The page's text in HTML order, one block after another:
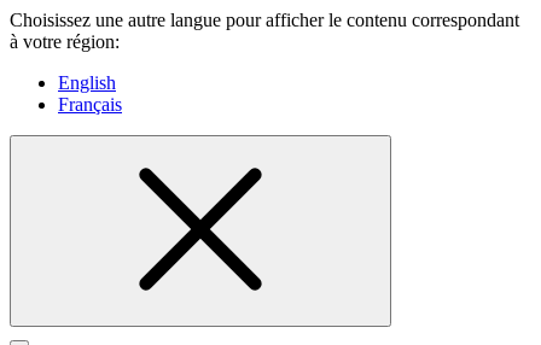
Choisissez une autre langue pour afficher le contenu correspondant
à votre région:
English
Français